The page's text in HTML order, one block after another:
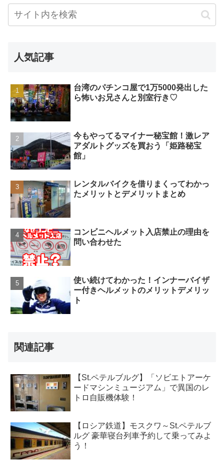
人気記事
台湾のパチンコ屋で1万5000発出した
ら怖いお兄さんと別室行き♡
今もやってるマイナー秘宝館！激レア
アダルトグッズを買おう「姫路秘宝
館」
レンタルバイクを借りまくってわかっ
たメリットとデメリットまとめ
コンビニヘルメット入店禁止の理由を
問い合わせた
使い続けてわかった！インナーバイザ
ー付きヘルメットのメリットデメリッ
ト
関連記事
【St.ペテルブルグ】「ソビエトアーケ
ードマシンミュージアム」で異国のレ
トロ自販機体験！
【ロシア鉄道】モスクワ～St.ペテルブ
ルグ 豪華寝台列車予約して乗ってみよ
う！